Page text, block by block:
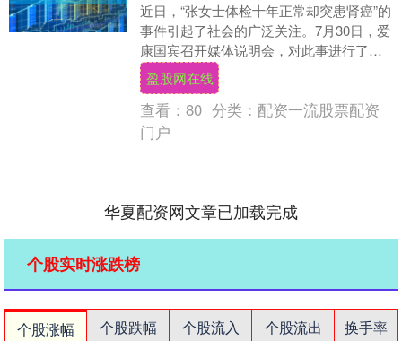
近日，“张女士体检十年正常却突患肾癌”的
事件引起了社会的广泛关注。7月30日，爱
康国宾召开媒体说明会，对此事进行了进
一步回应。 爱康集团创始人、董事长兼
CEO张....
盈股网在线
查看： 80 分类： 配资一流股票配资
门户
华夏配资网文章已加载完成
个股实时涨跌榜
个股涨幅 个股跌幅 个股流入 个股流出
换手率